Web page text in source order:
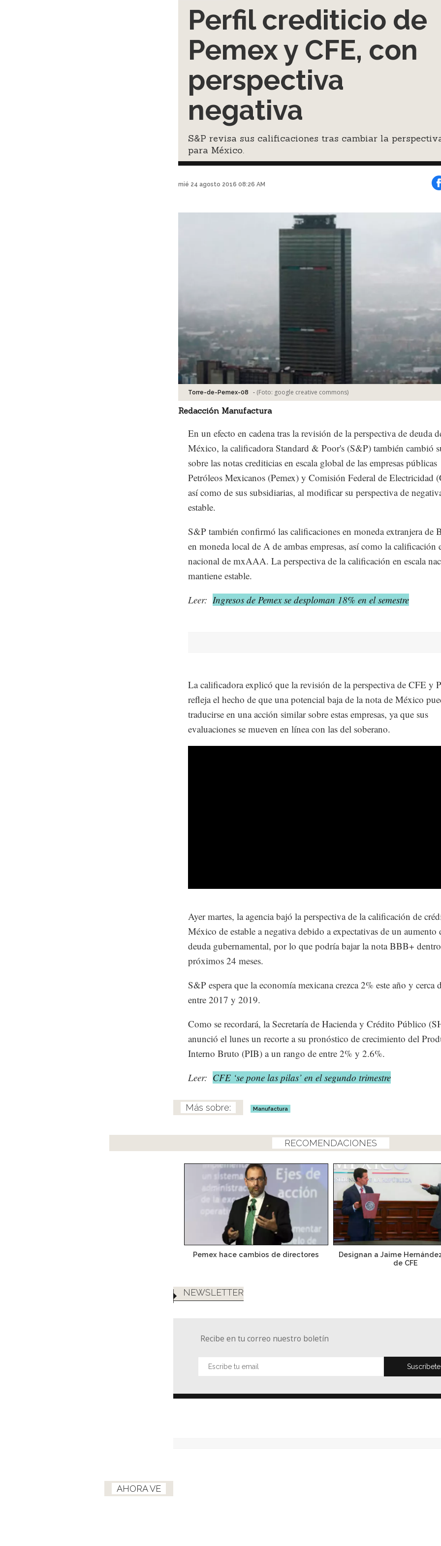
Perfil crediticio de
Pemex y CFE, con
perspectiva
negativa
S&P revisa sus calificaciones tras cambiar la
para México.
mié 24 agosto 2016 08:26 AM
Torre-de-Pemex-08 - (Foto: google creative commons)
Redacción Manufactura
En un efecto en cadena tras la revisión de la perspectiva de deuda
México, la calificadora Standard & Poor's (S&P) también cambió
sobre las notas crediticias en escala global de las empresas públicas
Petróleos Mexicanos (Pemex) y Comisión Federal de Electricidad
así como de sus subsidiarias, al modificar su perspectiva de
estable.
S&P también confirmó las calificaciones en moneda extranjera de
en moneda local de A de ambas empresas, así como la calificación
nacional de mxAAA. La perspectiva de la calificación en escala
mantiene estable.
Leer: Ingresos de Pemex se desploman 18% en el semestre
La calificadora explicó que la revisión de la perspectiva de CFE y
refleja el hecho de que una potencial baja de la nota de México
traducirse en una acción similar sobre estas empresas, ya que sus
evaluaciones se mueven en línea con las del soberano.
Ayer martes, la agencia bajó la perspectiva de la calificación de
México de estable a negativa debido a expectativas de un aumento
deuda gubernamental, por lo que podría bajar la nota BBB+
próximos 24 meses.
S&P espera que la economía mexicana crezca 2% este año y cerca
entre 2017 y 2019.
Como se recordará, la Secretaría de Hacienda y Crédito Público
anunció el lunes un recorte a su pronóstico de crecimiento del
Interno Bruto (PIB) a un rango de entre 2% y 2.6%.
Leer: CFE ‘se pone las pilas’ en el segundo trimestre
Manufactura
RECOMENDACIONES
Pemex hace cambios de directores
Designan a Jaime
de CFE
NEWSLETTER
Recibe en tu correo nuestro boletín
AHORA VE